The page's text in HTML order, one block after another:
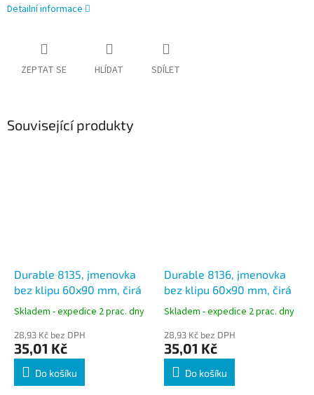
Detailní informace
ZEPTAT SE HLÍDAT SDÍLET
Související produkty
Durable 8135, jmenovka
bez klipu 60x90 mm, čirá
Skladem - expedice 2 prac. dny
28,93 Kč bez DPH
35,01 Kč
Do košíku
Durable 8136, jmenovka
bez klipu 60x90 mm, čirá
Skladem - expedice 2 prac. dny
28,93 Kč bez DPH
35,01 Kč
Do košíku